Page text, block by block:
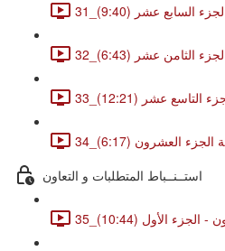
السابع عشر (9:40)
الثامن عشر (6:43)
التاسع عشر (12:21)
الجزء العشرون (6:17)
استــنــباط المتطلبات و التعاون
- الجزء الأول (10:44)